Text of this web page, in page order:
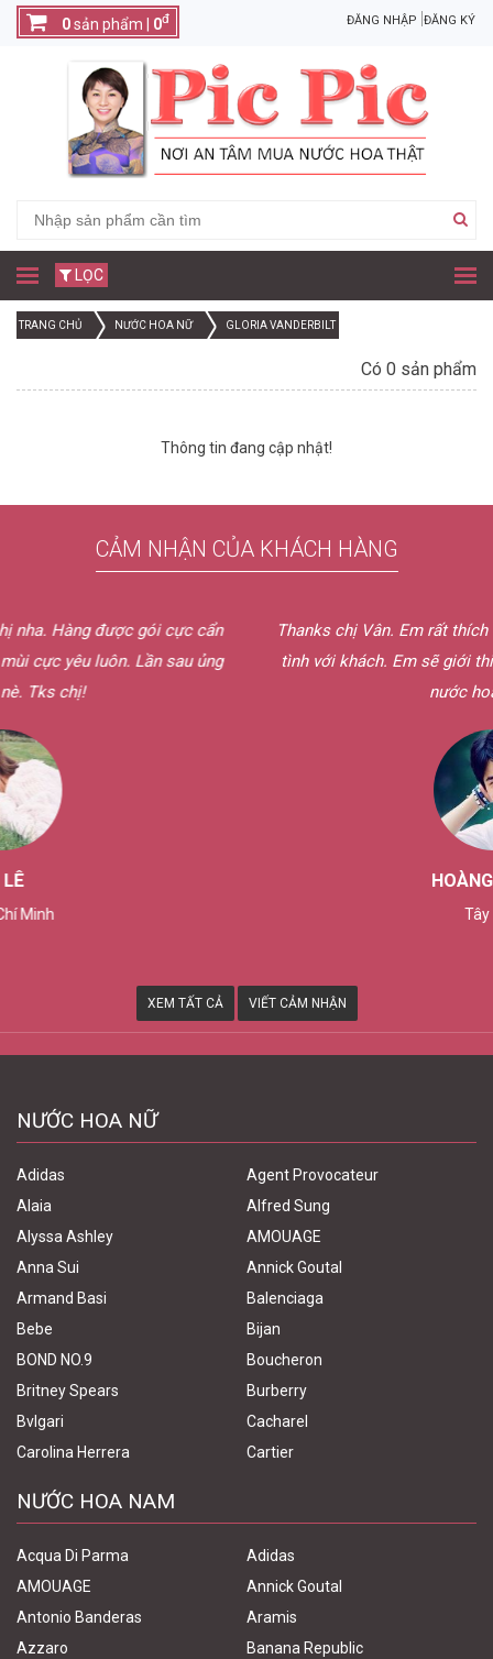
ĐĂNG NHẬP ĐĂNG KÝ
0sản phẩm | 0đ
LỌC
TRANG CHỦ NƯỚC HOA NỮ GLORIA VANDERBILT
Có 0 sản phẩm
Thông tin đang cập nhật!
CẢM NHẬN CỦA KHÁCH HÀNG
cực cẩn
sau ủng
Thanks chị Vân. Em rất thích cách phục vụ bên
tình với khách. Em sẽ giới thiệu cho bạn bè của
XEM TẤT CẢ VIẾT CẢM NHẬN
NƯỚC HOA NỮ
Adidas
Agent Provocateur
Alaia
Alfred Sung
Alyssa Ashley
AMOUAGE
Anna Sui
Annick Goutal
Armand Basi
Balenciaga
Bebe
Bijan
BOND NO.9
Boucheron
Britney Spears
Burberry
Bvlgari
Cacharel
Carolina Herrera
Cartier
NƯỚC HOA NAM
Acqua Di Parma
Adidas
AMOUAGE
Annick Goutal
Antonio Banderas
Aramis
Azzaro
Banana Republic